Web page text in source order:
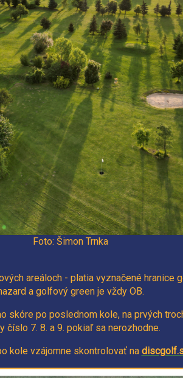
Foto: Šimon Trnka
areáloch - platia vyznačené hranice
a golfový green je vždy OB.
skóre po poslednom kole, na prvých
číslo 7. 8. a 9. pokiaľ sa nerozhodne.
kole vzájomne skontrolovať na